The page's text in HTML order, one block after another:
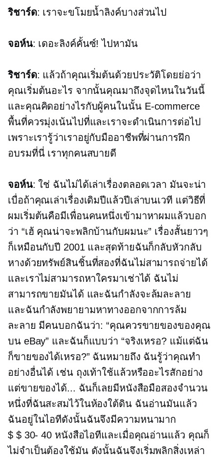
ริชาร์ด: เราจะขโมยน้ำลิงค์บางส่วนไป
จอห์น: เดอะลิงค์คั้นซ์! ไปหามัน
ริชาร์ด: แล้วถ้าคุณเริ่มต้นด้วยประวัติโดยย่อว่า
คุณเริ่มต้นอะไร จากนั้นคุณมาถึงจุดไหนในวันนี้
และคุณคิดอย่างไรกับผู้คนในนั้น E-commerce
พื้นที่ควรมุ่งเน้นไปที่และเราจะดำเนินการต่อไป
เพราะเรารู้ว่าเราอยู่กับมืออาชีพที่ผ่านการฝึก
อบรมที่นี่ เราทุกคนสบายดี
จอห์น: ใช่ ฉันไม่ได้เล่าเรื่องตลอดเวลา มันจะน่า
เบื่อถ้าคุณเล่าเรื่องเดิมปีแล้วปีเล่าบนเวที แต่วิธีที่
ผมเริ่มต้นคือมีเพื่อนคนหนึ่งเข้ามาหาผมแล้วบอก
ว่า “เฮ้ คุณน่าจะพลิกบ้านกับผมนะ” เรื่องสั้นยาวๆ
ก็เหมือนกับปี 2001 และสุดท้ายฉันก็กลับหัวกลับ
หางด้วยทรัพย์สินชิ้นที่สองที่ฉันไม่สามารถจ่ายได้
และเราไม่สามารถหาใครมาเช่าได้ ฉันไม่
สามารถขายมันได้ และฉันกำลังจะล้มละลาย
และฉันกำลังพยายามหาทางออกจากการล้ม
ละลาย มีคนบอกฉันว่า: “คุณควรขายของของคุณ
บน eBay” และฉันก็แบบว่า “จริงเหรอ? แม้แต่ฉัน
ก็ขายของได้เหรอ?” ฉันหมายถึง ฉันรู้ว่าคุณทำ
อย่างอื่นได้ เช่น ถุงเท้าใช้แล้วหรืออะไรสักอย่าง
แต่ขายของได้... ฉันก็เลยมีหนังสือมือสองจำนวน
หนึ่งที่ฉันสะสมไว้ในห้องใต้ดิน ฉันอ่านมันแล้ว
ฉันอยู่ในไอทีดังนั้นฉันจึงมีความหนามาก
$ $ 30- 40 หนังสือไอทีและเมื่อคุณอ่านแล้ว คุณก็
ไม่จำเป็นต้องใช้มัน ดังนั้นฉันจึงเริ่มพลิกสิ่งเหล่า